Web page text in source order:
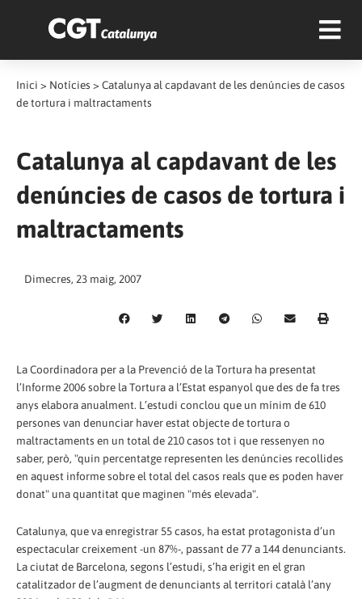
Inici > Notícies > Catalunya al capdavant de les denúncies de casos
de tortura i maltractaments
Catalunya al capdavant de les
denúncies de casos de tortura i
maltractaments
Dimecres, 23 maig, 2007
La Coordinadora per a la Prevenció de la Tortura ha presentat
l’Informe 2006 sobre la Tortura a l’Estat espanyol que des de fa tres
anys elabora anualment. L’estudi conclou que un mínim de 610
persones van denunciar haver estat objecte de tortura o
maltractaments en un total de 210 casos tot i que ressenyen no
saber, però, "quin percentatge representen les denúncies recollides
en aquest informe sobre el total del casos reals que es poden haver
donat" una quantitat que maginen "més elevada".
Catalunya, que va enregistrar 55 casos, ha estat protagonista d’un
espectacular creixement -un 87%-, passant de 77 a 144 denunciants.
La ciutat de Barcelona, segons l’estudi, s’ha erigit en el gran
catalitzador de l’augment de denunciants al territori català l’any